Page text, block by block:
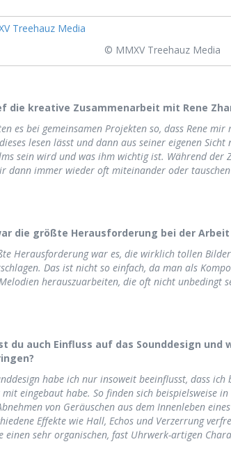
© MMXV Treehauz Media
die kreative Zusammenarbeit mit Rene
es bei gemeinsamen Projekten so, dass Rene
lesen lässt und dann aus seiner eigenen
sein wird und was ihm wichtig ist. Während der
dann immer wieder oft miteinander oder
die größte Herausforderung bei der Arbeit
Herausforderung war es, die wirklich tollen
Das ist nicht so einfach, da man als
herauszuarbeiten, die oft nicht unbedingt
du auch Einfluss auf das Sounddesign und
habe ich nur insoweit beeinflusst, dass
eingebaut habe. So finden sich beispielsweise in
von Geräuschen aus dem Innenleben
Effekte wie Hall, Echos und Verzerrung
einen sehr organischen, fast Uhrwerk-artigen